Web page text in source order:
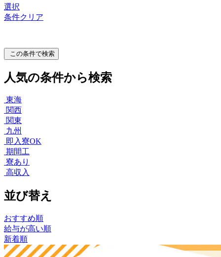
選択
条件クリア
この条件で検索
人気の条件から検索
東海
関西
関東
九州
即入寮OK
期間工
寮あり
高収入
並び替え
おすすめ順
給与が高い順
新着順